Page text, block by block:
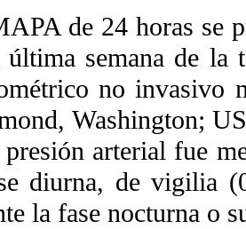
de 24 horas se
última semana de la
no invasivo
Washington;
arterial fue
diurna, de vigilia
la fase nocturna o